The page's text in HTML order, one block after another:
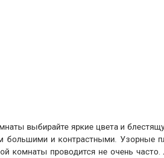
выбирайте яркие цвета и
и контрастными. Узорные
комнаты проводится не очень